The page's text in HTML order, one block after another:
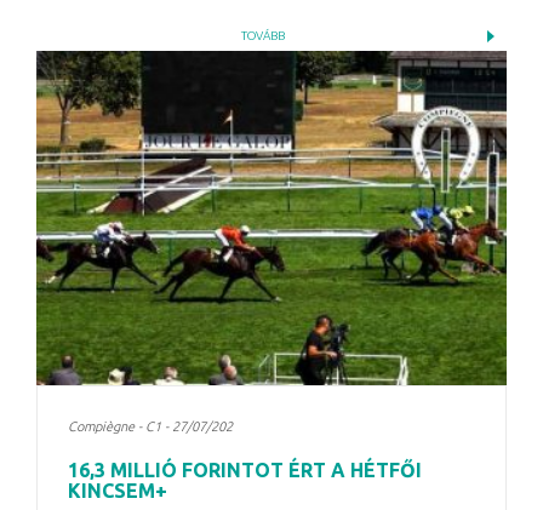
TOVÁBB
Compiègne - C1 - 27/07/202
16,3 MILLIÓ FORINTOT ÉRT A HÉTFŐI
KINCSEM+